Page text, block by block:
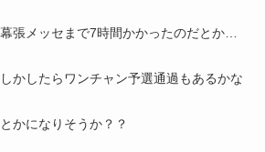
張メッセまで7時間かかったのだとか…
かしたらワンチャン予選通過もあるかな
かになりそうか？？